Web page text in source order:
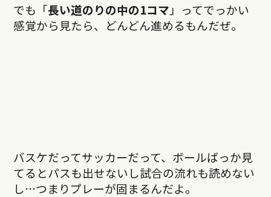
でも「長い道のりの中の1コマ 」ってでっかい
感覚から見たら、どんどん進めるもんだぜ。
バスケだってサッカーだって、ボールばっか見
てるとパスも出せないし試合の流れも読めない
し…つまりプレーが固まるんだよ。